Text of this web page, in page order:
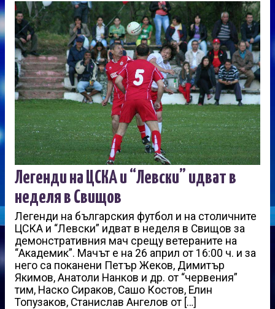
Легенди на ЦСКА и “Левски” идват в
неделя в Свищов
Легенди на българския футбол и на столичните
ЦСКА и “Левски” идват в неделя в Свищов за
демонстративния мач срещу ветераните на
“Академик”. Мачът е на 26 април от 16:00 ч. и за
него са поканени Петър Жеков, Димитър
Якимов, Анатоли Нанков и др. от “червения”
тим, Наско Сираков, Сашо Костов, Елин
Топузаков, Станислав Ангелов от […]